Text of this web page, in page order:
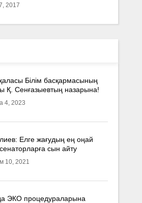
2017
Білім басқармасының
Қ. Сенғазыевтың назарына!
4, 2023
Елге жағудың ең оңай
сын айту
10, 2021
ЭКО процедураларына